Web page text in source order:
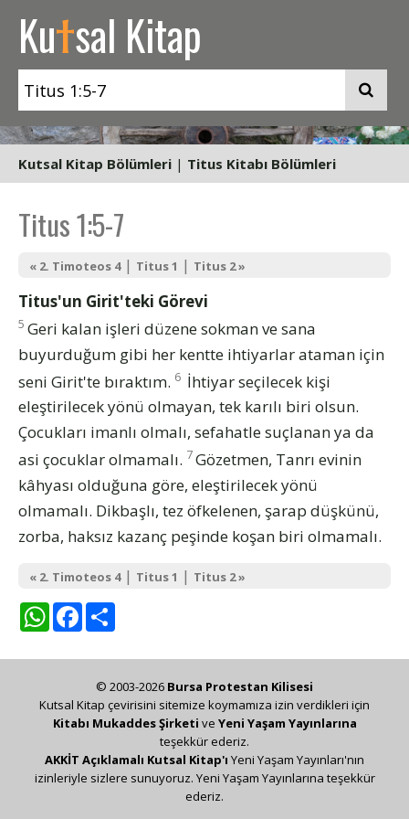
Kutsal Kitap
Kutsal Kitap Bölümleri | Titus Kitabı Bölümleri
Titus 1:5-7
« 2. Timoteos 4| Titus 1 | Titus 2 »
Titus'un Girit'teki Görevi
5 Geri kalan işleri düzene sokman ve sana
buyurduğum gibi her kentte ihtiyarlar ataman için
seni Girit'te bıraktım. 6 İhtiyar seçilecek kişi
eleştirilecek yönü olmayan, tek karılı biri olsun.
Çocukları imanlı olmalı, sefahatle suçlanan ya da
asi çocuklar olmamalı. 7Gözetmen, Tanrı evinin
kâhyası olduğuna göre, eleştirilecek yönü
olmamalı. Dikbaşlı, tez öfkelenen, şarap düşkünü,
zorba, haksız kazanç peşinde koşan biri olmamalı.
« 2. Timoteos 4| Titus 1 | Titus 2 »
WhatsAppFacebook
© 2003-2026 Bursa Protestan Kilisesi
Kutsal Kitap çevirisini sitemize koymamıza izin verdikleri için
Kitabı Mukaddes Şirketi ve Yeni Yaşam Yayınlarına
teşekkür ederiz.
AKKİT Açıklamalı Kutsal Kitap'ı Yeni Yaşam Yayınları'nın
izinleriyle sizlere sunuyoruz. Yeni Yaşam Yayınlarına teşekkür
ederiz.